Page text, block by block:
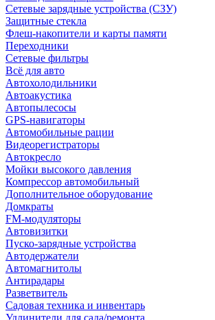
Сетевые зарядные устройства (СЗУ)
Защитные стекла
Флеш-накопители и карты памяти
Переходники
Сетевые фильтры
Всё для авто
Автохолодильники
Автоакустика
Автопылесосы
GPS-навигаторы
Автомобильные рации
Видеорегистраторы
Автокресло
Мойки высокого давления
Компрессор автомобильный
Дополнительное оборудование
Домкраты
FM-модуляторы
Автовизитки
Пуско-зарядные устройства
Автодержатели
Автомагнитолы
Антирадары
Разветвитель
Садовая техника и инвентарь
Удлинители для сада/ремонта